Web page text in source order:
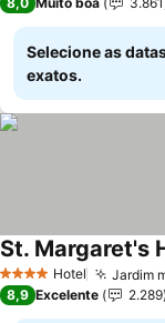
Selecione as
exatos.
4 EstrelasHotel Jardim
St. Margaret's
8,9 Excelente 2.289